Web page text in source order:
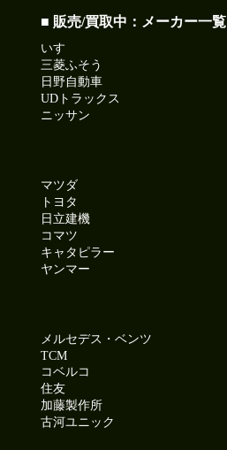
■ 販売/買取中：メーカー一覧
いすゞ
三菱ふそう
日野自動車
UDトラックス
ニッサン
マツダ
トヨタ
日立建機
コマツ
キャタピラー
ヤンマー
メルセデス・ベンツ
TCM
コベルコ
住友
加藤製作所
古河ユニック